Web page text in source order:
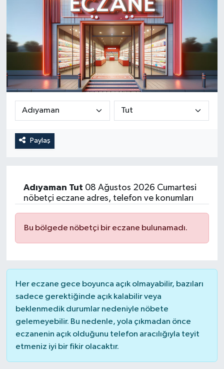
Paylaş
Adıyaman Tut 08 Ağustos 2026 Cumartesi
nöbetçi eczane adres, telefon ve konumları
Bu bölgede nöbetçi bir eczane bulunamadı.
Her eczane gece boyunca açık olmayabilir, bazıları
sadece gerektiğinde açık kalabilir veya
beklenmedik durumlar nedeniyle nöbete
gelemeyebilir. Bu nedenle, yola çıkmadan önce
eczanenin açık olduğunu telefon aracılığıyla teyit
etmeniz iyi bir fikir olacaktır.